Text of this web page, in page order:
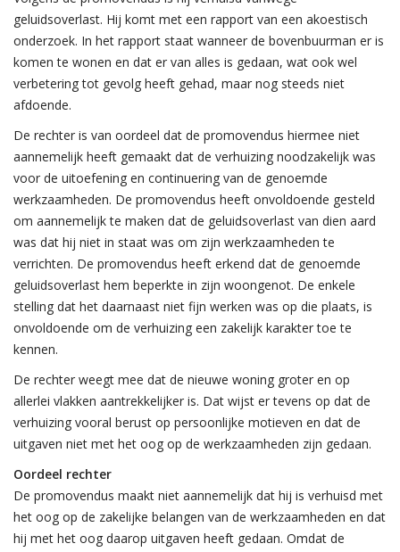
geluidsoverlast. Hij komt met een rapport van een akoestisch
onderzoek. In het rapport staat wanneer de bovenbuurman er is
komen te wonen en dat er van alles is gedaan, wat ook wel
verbetering tot gevolg heeft gehad, maar nog steeds niet
afdoende.
De rechter is van oordeel dat de promovendus hiermee niet
aannemelijk heeft gemaakt dat de verhuizing noodzakelijk was
voor de uitoefening en continuering van de genoemde
werkzaamheden. De promovendus heeft onvoldoende gesteld
om aannemelijk te maken dat de geluidsoverlast van dien aard
was dat hij niet in staat was om zijn werkzaamheden te
verrichten. De promovendus heeft erkend dat de genoemde
geluidsoverlast hem beperkte in zijn woongenot. De enkele
stelling dat het daarnaast niet fijn werken was op die plaats, is
onvoldoende om de verhuizing een zakelijk karakter toe te
kennen.
De rechter weegt mee dat de nieuwe woning groter en op
allerlei vlakken aantrekkelijker is. Dat wijst er tevens op dat de
verhuizing vooral berust op persoonlijke motieven en dat de
uitgaven niet met het oog op de werkzaamheden zijn gedaan.
Oordeel rechter
De promovendus maakt niet aannemelijk dat hij is verhuisd met
het oog op de zakelijke belangen van de werkzaamheden en dat
hij met het oog daarop uitgaven heeft gedaan. Omdat de